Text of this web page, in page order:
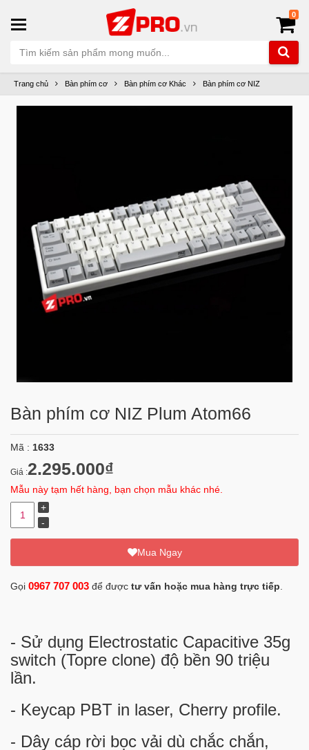
0
Trang chủ Bàn phím cơ Bàn phím cơ Khác Bàn phím cơ NIZ
Bàn phím cơ NIZ Plum Atom66
Mã : 1633
Giá :2.295.000₫
Mẫu này tạm hết hàng, bạn chọn mẫu khác nhé.
Mua Ngay
Gọi 0967 707 003 để được tư vấn hoặc mua hàng trực tiếp
- Sử dụng Electrostatic Capacitive 35g
switch (Topre clone) độ bền 90 triệu
lần.
- Keycap PBT in laser, Cherry profile.
- Dây cáp rời bọc vải dù chắc chắn,